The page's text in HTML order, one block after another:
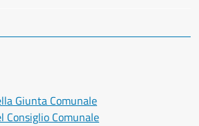
Giunta Comunale
Consiglio Comunale